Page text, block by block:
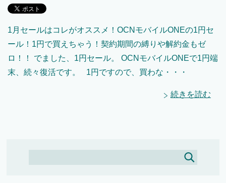
1月セールはコレがオススメ！OCNモバイルONEの1円セ
ール！1円で買えちゃう！契約期間の縛りや解約金もゼ
ロ！！ でました、1円セール。 OCNモバイルONEで1円端
末、続々復活です。 1円ですので、買わな・・・
続きを読む